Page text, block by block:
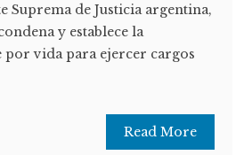
Suprema de Justicia argentina,
y establece la
vida para ejercer cargos
Read More